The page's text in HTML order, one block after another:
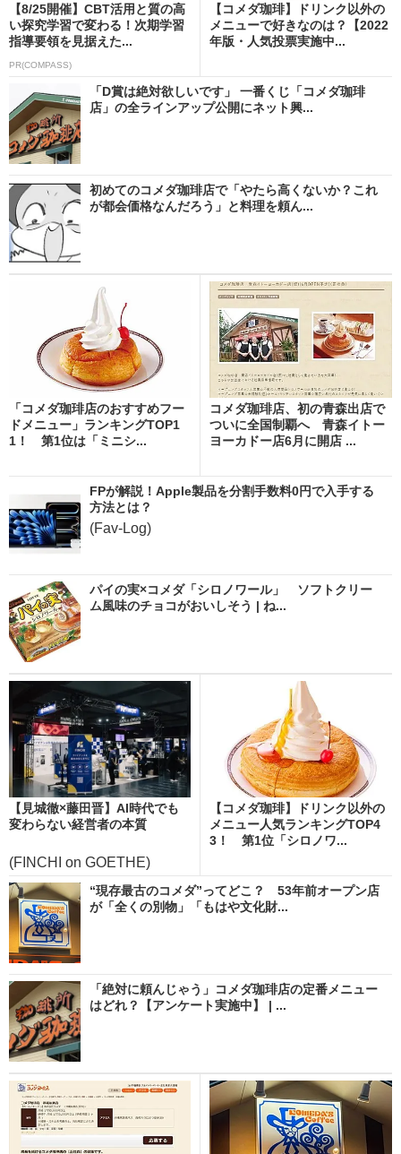
【8/25開催】CBT活用と質の高
い探究学習で変わる！次期学習
指導要領を見据えた...
PR(COMPASS)
【コメダ珈琲】ドリンク以外の
メニューで好きなのは？【2022
年版・人気投票実施中...
「D賞は絶対欲しいです」 一番くじ「コメダ珈琲
店」の全ラインアップ公開にネット興...
初めてのコメダ珈琲店で「やたら高くないか？これ
が都会価格なんだろう」と料理を頼ん...
「コメダ珈琲店のおすすめフー
ドメニュー」ランキングTOP1
1！ 第1位は「ミニシ...
コメダ珈琲店、初の青森出店で
ついに全国制覇へ 青森イトー
ヨーカドー店6月に開店 ...
FPが解説！Apple製品を分割手数料0円で入手する
方法とは？
(Fav-Log)
パイの実×コメダ「シロノワール」 ソフトクリー
ム風味のチョコがおいしそう | ね...
【見城徹×藤田晋】AI時代でも
変わらない経営者の本質
(FINCHI on GOETHE)
【コメダ珈琲】ドリンク以外の
メニュー人気ランキングTOP4
3！ 第1位「シロノワ...
“現存最古のコメダ”ってどこ？ 53年前オープン店
が「全くの別物」「もはや文化財...
「絶対に頼んじゃう」コメダ珈琲店の定番メニュー
はどれ？【アンケート実施中】 | ...